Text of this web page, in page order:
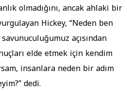
olmadığını, ancak ahlaki bir
Hickey, “Neden ben
açısından
elde etmek için kendim
insanlara neden bir adım
dedi.